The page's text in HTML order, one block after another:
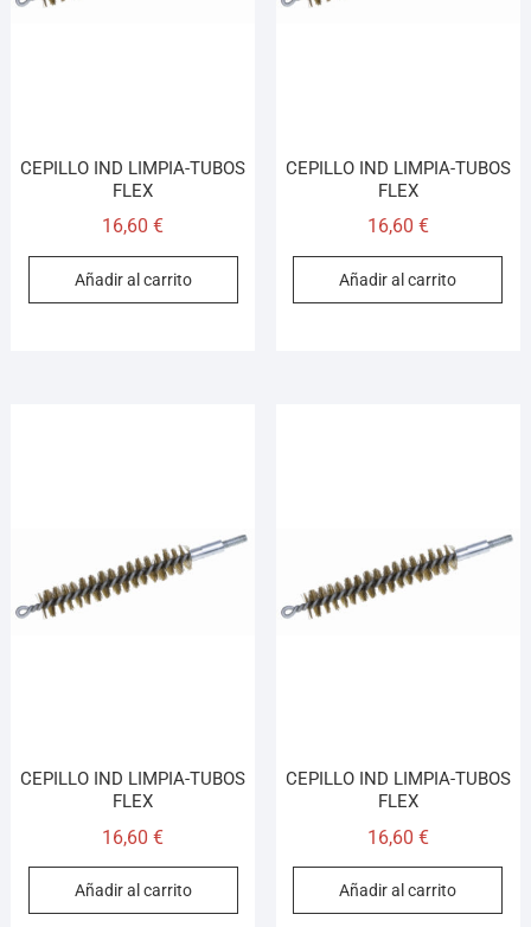
CEPILLO IND LIMPIA-TUBOS
FLEX
16,60€
Añadir al carrito
CEPILLO IND LIMPIA-TUBOS
FLEX
16,60 €
Añadir al carrito
CEPILLO IND LIMPIA-TUBOS
FLEX
16,60€
Añadir al carrito
CEPILLO IND LIMPIA-TUBOS
FLEX
16,60 €
Añadir al carrito